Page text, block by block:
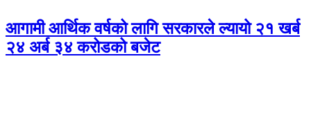
आगामी आर्थिक वर्षको लागि सरकारले ल्यायो २१ खर्ब
२४ अर्ब ३४ करोडको बजेट